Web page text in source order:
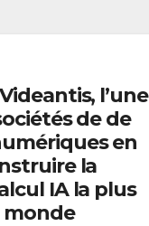
l’une
de de
en
la
IA la plus
monde